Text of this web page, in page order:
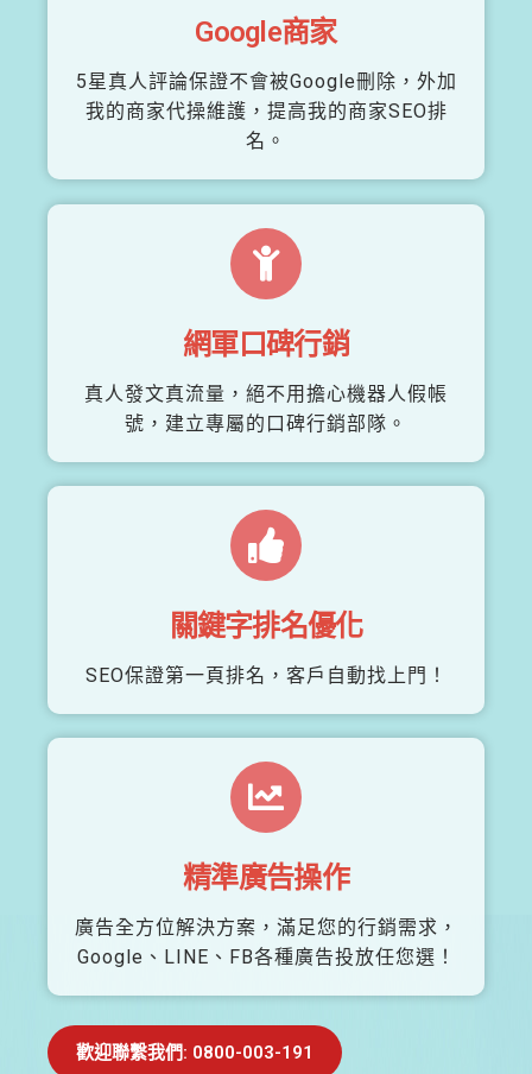
Google商家
5星真人評論保證不會被Google刪除，外加
我的商家代操維護，提高我的商家SEO排
名。
網軍口碑行銷
真人發文真流量，絕不用擔心機器人假帳
號，建立專屬的口碑行銷部隊。
關鍵字排名優化
SEO保證第一頁排名，客戶自動找上門！
精準廣告操作
廣告全方位解決方案，滿足您的行銷需求，
Google、LINE、FB各種廣告投放任您選！
歡迎聯繫我們: 0800-003-191